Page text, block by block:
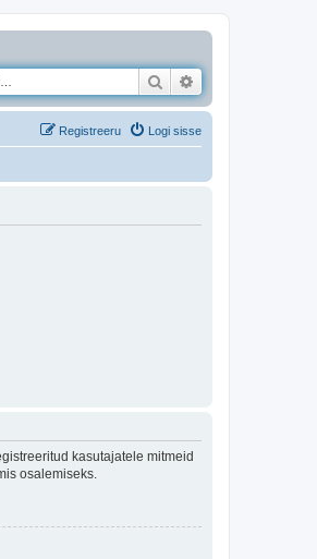
Otsi
Logi sisse
Registreeru
kasutajatele mitmeid
osalemiseks.